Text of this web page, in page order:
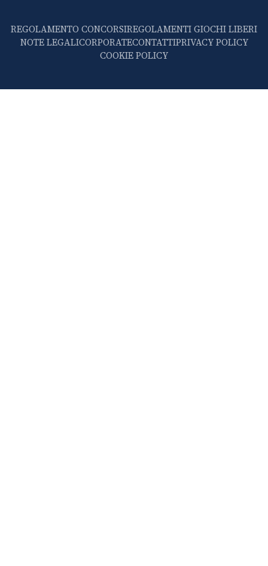
REGOLAMENTO CONCORSIREGOLAMENTI GIOCHI LIBERI
NOTE LEGALICORPORATECONTATTIPRIVACY POLICY
COOKIE POLICY